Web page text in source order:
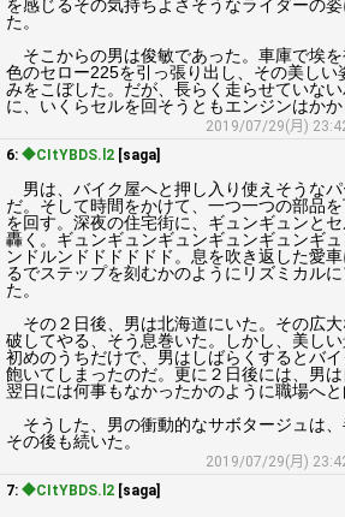
を感じるその気持ちよさそうなライダーの
た。
そこからの男は俊敏であった。車庫で埃を
色のセロー225を引っ張り出し、その美しい
みをこぼした。だが、長らく走らせていな
に、いくらセルを回そうともエンジンはかか
2019/07/29(月)
6: ◆CItYBDS.l2 [saga]
男は、バイク屋へと押し入り使えそうな
だ。そして時間をかけて、一つ一つの部品
を回す。深夜の住宅街に、ギュンギュンと
轟く。ギュンギュンギュンギュンギュンギ
ンドルンドドドドドド。息を吹き返した愛
るでステップを刻むかのようにリズミカル
た。
その２日後、男は北海道にいた。その広
破してやる、そう息巻いた。しかし、美し
初めのうちだけで、男はしばらくするとバ
飽いてしまったのだ。更に２日後には、男
翌日には何事もなかったかのように職場へと
そうした、男の衝動的なサボタージュは
その後も続いた。
2019/07/29(月)
7: ◆CItYBDS.l2 [saga]